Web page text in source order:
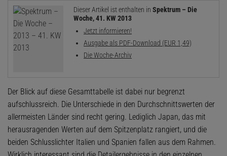
Dieser Artikel ist enthalten in Spektrum – Die
Woche, 41. KW 2013
Jetzt informieren!
Ausgabe als PDF-Download (EUR 1,49)
Die Woche-Archiv
Der Blick auf diese Gesamttabelle ist dabei nur begrenzt
aufschlussreich. Die Unterschiede in den Durchschnittswerten der
allermeisten Länder sind recht gering. Lediglich Japan, das mit
herausragenden Werten auf dem Spitzenplatz rangiert, und die
beiden Schlusslichter Italien und Spanien fallen aus dem Rahmen.